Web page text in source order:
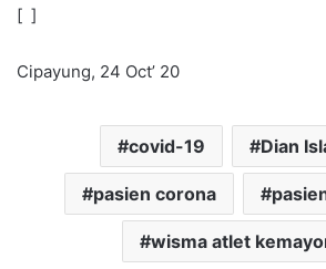
[ ]
Cipayung, 24 Oct’ 20
covid-19 Dian
pasien corona
wisma atlet